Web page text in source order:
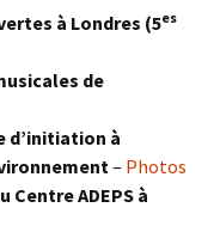
à Londres (5es
de
d’initiation à
– Photos
ADEPS à